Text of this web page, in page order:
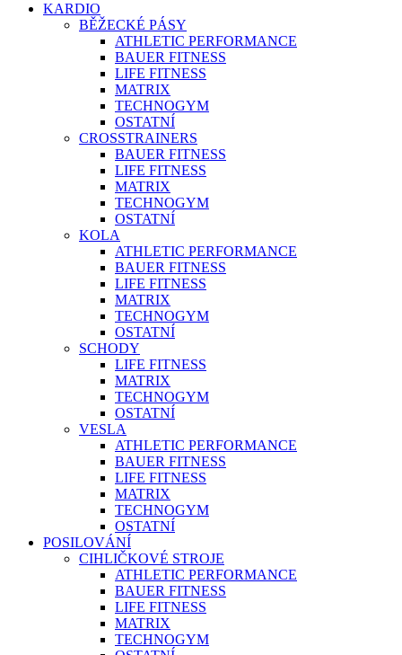
KARDIO
BĚŽECKÉ PÁSY
ATHLETIC PERFORMANCE
BAUER FITNESS
LIFE FITNESS
MATRIX
TECHNOGYM
OSTATNÍ
CROSSTRAINERS
BAUER FITNESS
LIFE FITNESS
MATRIX
TECHNOGYM
OSTATNÍ
KOLA
ATHLETIC PERFORMANCE
BAUER FITNESS
LIFE FITNESS
MATRIX
TECHNOGYM
OSTATNÍ
SCHODY
LIFE FITNESS
MATRIX
TECHNOGYM
OSTATNÍ
VESLA
ATHLETIC PERFORMANCE
BAUER FITNESS
LIFE FITNESS
MATRIX
TECHNOGYM
OSTATNÍ
POSILOVÁNÍ
CIHLIČKOVÉ STROJE
ATHLETIC PERFORMANCE
BAUER FITNESS
LIFE FITNESS
MATRIX
TECHNOGYM